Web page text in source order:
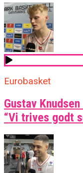
Eurobasket
Gustav
“Vi trives godt